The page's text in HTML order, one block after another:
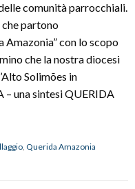
comunità parrocchiali.
partono
Amazonia” con lo scopo
che la nostra diocesi
Solimões in
una sintesi QUERIDA
, Querida Amazonia